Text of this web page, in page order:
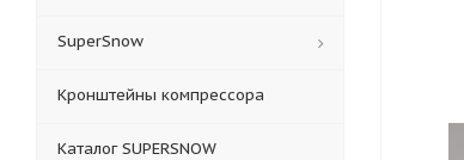
SuperSnow
Кронштейны компрессора
Каталог SUPERSNOW